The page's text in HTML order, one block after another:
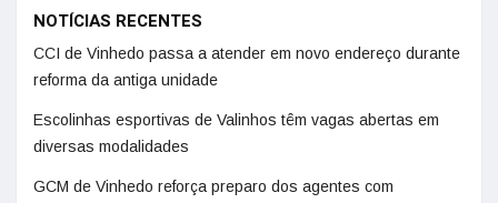
NOTÍCIAS RECENTES
CCI de Vinhedo passa a atender em novo endereço durante
reforma da antiga unidade
Escolinhas esportivas de Valinhos têm vagas abertas em
diversas modalidades
GCM de Vinhedo reforça preparo dos agentes com